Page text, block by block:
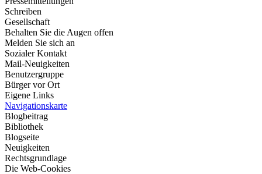
Schreiben
Gesellschaft
Behalten Sie die Augen offen
Melden Sie sich an
Sozialer Kontakt
Mail-Neuigkeiten
Benutzergruppe
Bürger vor Ort
Eigene Links
Navigationskarte
Blogbeitrag
Bibliothek
Blogseite
Neuigkeiten
Rechtsgrundlage
Die Web-Cookies